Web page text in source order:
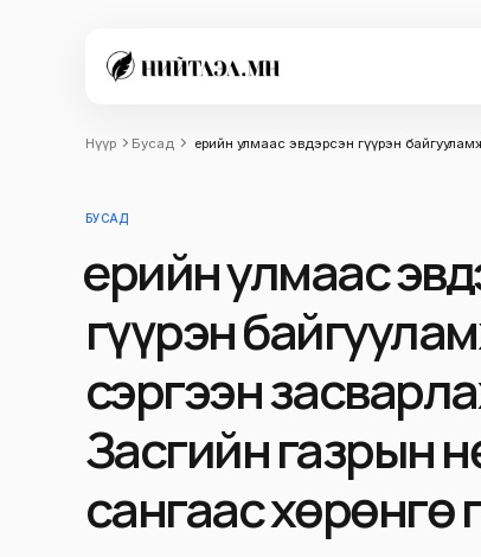
Нүүр Бусад Үерийн улмаас эвдэрсэн гүүрэн
БУСАД
Үерийн улмаас
гүүрэн
сэргээн
Засгийн газрын
сангаас хөрөнгө